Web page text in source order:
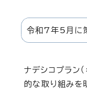
令和7年5月に
ナデシコプラン
的な取り組みを